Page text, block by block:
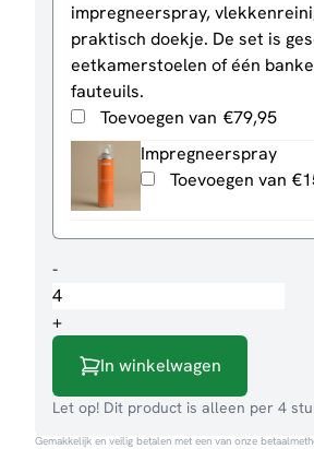
impregneerspray,
praktisch doekje. De set is
eetkamerstoelen of één
fauteuils.
Toevoegen van €79,95
Impregneerspray
Toevoegen van €
-Eetkamerstoel
Daniels
aantal
+
In winkelwagen
Let op! Dit product is alleen per 4
Gemakkelijk en veilig betalen met een van onze